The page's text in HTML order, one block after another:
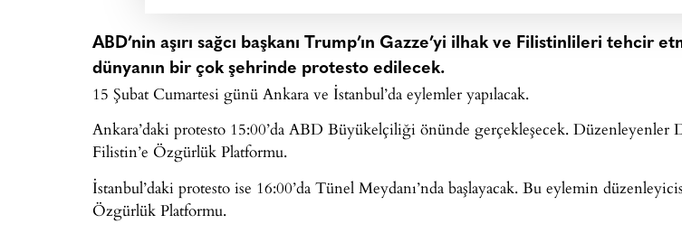
ABD’nin aşırı sağcı başkanı Trump’ın Gazze’yi ilhak ve Filistinlileri tehcir
dünyanın bir çok şehrinde protesto edilecek.
15 Şubat Cumartesi günü Ankara ve İstanbul’da eylemler yapılacak.
Ankara’daki protesto 15:00’da ABD Büyükelçiliği önünde gerçekleşecek. Düzenleyenler
Filistin’e Özgürlük Platformu.
İstanbul’daki protesto ise 16:00’da Tünel Meydanı’nda başlayacak. Bu eylemin
Özgürlük Platformu.